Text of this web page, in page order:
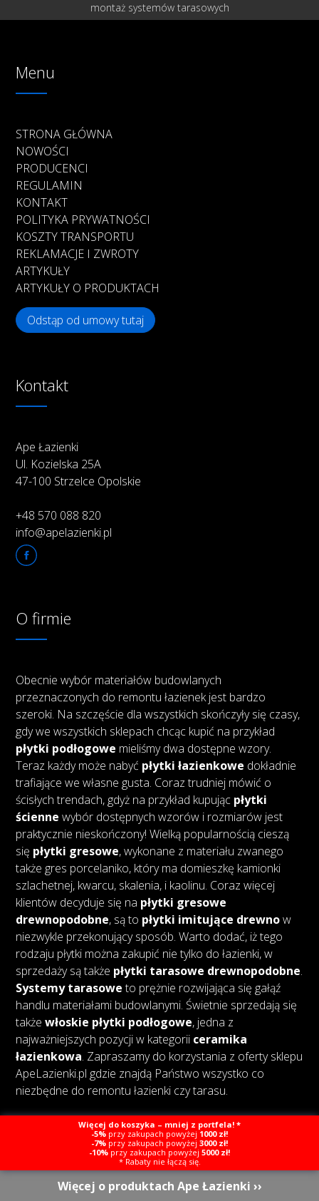
montaż systemów tarasowych
Menu
STRONA GŁÓWNA
NOWOŚCI
PRODUCENCI
REGULAMIN
KONTAKT
POLITYKA PRYWATNOŚCI
KOSZTY TRANSPORTU
REKLAMACJE I ZWROTY
ARTYKUŁY
ARTYKUŁY O PRODUKTACH
Odstąp od umowy tutaj
Kontakt
Ape Łazienki
Ul. Kozielska 25A
47-100 Strzelce Opolskie
+48 570 088 820
info@apelazienki.pl
O firmie
Obecnie wybór materiałów budowlanych
przeznaczonych do remontu łazienek jest bardzo
szeroki. Na szczęście dla wszystkich skończyły się czasy,
gdy we wszystkich sklepach chcąc kupić na przykład
płytki podłogowe mieliśmy dwa dostępne wzory.
Teraz każdy może nabyć płytki łazienkowe dokładnie
trafiające we własne gusta. Coraz trudniej mówić o
ścisłych trendach, gdyż na przykład kupując płytki
ścienne wybór dostępnych wzorów i rozmiarów jest
praktycznie nieskończony! Wielką popularnością cieszą
się płytki gresowe, wykonane z materiału zwanego
także gres porcelaniko, który ma domieszkę kamionki
szlachetnej, kwarcu, skalenia, i kaolinu. Coraz więcej
klientów decyduje się na płytki gresowe
drewnopodobne, są to płytki imitujące drewnow
niezwykle przekonujący sposób. Warto dodać, iż tego
rodzaju płytki można zakupić nie tylko do łazienki, w
sprzedaży są także płytki tarasowe drewnopodobne.
Systemy tarasoweto prężnie rozwijająca się gałąź
handlu materiałami budowlanymi. Świetnie sprzedają się
takżewłoskie płytki podłogowe, jedna z
najważniejszych pozycji w kategorii ceramika
łazienkowa. Zapraszamy do korzystania z oferty sklepu
ApeLazienki.pl gdzie znajdą Państwo wszystko co
niezbędne do remontu łazienki czy tarasu.
Copyright © Ape Łazienki Created by Webcat
Więcej o produktach Ape Łazienki ››
Więcej do koszyka – mniej z portfela! *
-5% przy zakupach powyżej 1000 zł!
-7% przy zakupach powyżej 3000 zł!
-10% przy zakupach powyżej 5000 zł!
* Rabaty nie łączą się.